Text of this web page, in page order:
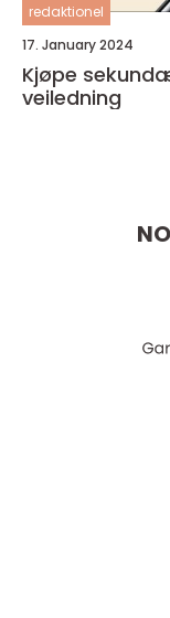
redaktionel
17. January 2024
Kjøpe
veiledning